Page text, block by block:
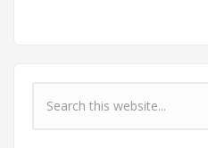
Форма поиска